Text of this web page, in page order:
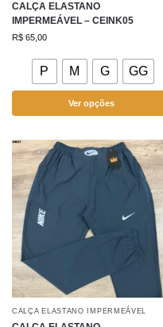
CALÇA ELASTANO
IMPERMEÁVEL – CEINK05
R$ 65,00
P M G GG
Ver opções
CALÇA ELASTANO IMPERMEÁVEL